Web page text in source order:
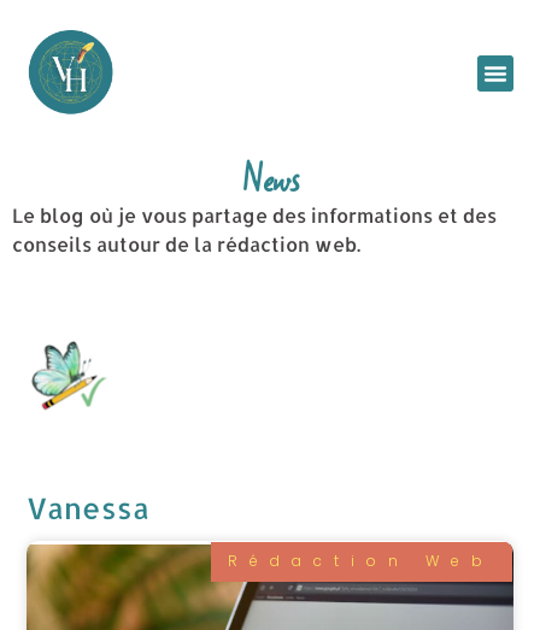
News
Le blog où je vous partage des informations et des
conseils autour de la rédaction web.
Vanessa
Rédaction Web